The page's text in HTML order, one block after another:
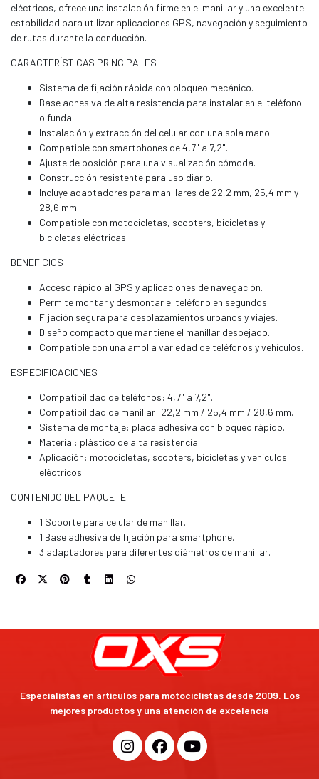
eléctricos, ofrece una instalación firme en el manillar y una excelente
estabilidad para utilizar aplicaciones GPS, navegación y seguimiento
de rutas durante la conducción.
CARACTERÍSTICAS PRINCIPALES
Sistema de fijación rápida con bloqueo mecánico.
Base adhesiva de alta resistencia para instalar en el teléfono
o funda.
Instalación y extracción del celular con una sola mano.
Compatible con smartphones de 4,7" a 7,2".
Ajuste de posición para una visualización cómoda.
Construcción resistente para uso diario.
Incluye adaptadores para manillares de 22,2 mm, 25,4 mm y
28,6 mm.
Compatible con motocicletas, scooters, bicicletas y
bicicletas eléctricas.
BENEFICIOS
Acceso rápido al GPS y aplicaciones de navegación.
Permite montar y desmontar el teléfono en segundos.
Fijación segura para desplazamientos urbanos y viajes.
Diseño compacto que mantiene el manillar despejado.
Compatible con una amplia variedad de teléfonos y vehículos.
ESPECIFICACIONES
Compatibilidad de teléfonos: 4,7" a 7,2".
Compatibilidad de manillar: 22,2 mm / 25,4 mm / 28,6 mm.
Sistema de montaje: placa adhesiva con bloqueo rápido.
Material: plástico de alta resistencia.
Aplicación: motocicletas, scooters, bicicletas y vehículos
eléctricos.
CONTENIDO DEL PAQUETE
1 Soporte para celular de manillar.
1 Base adhesiva de fijación para smartphone.
3 adaptadores para diferentes diámetros de manillar.
Especialistas en artículos para motociclistas desde 2009. Los
mejores productos y una atención de excelencia